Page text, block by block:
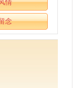
念